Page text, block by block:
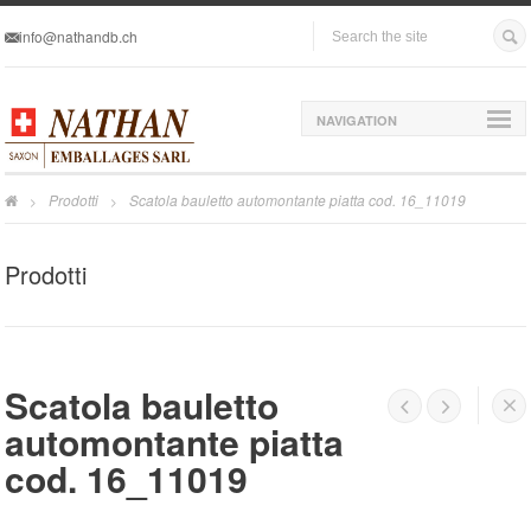
info@nathandb.ch
NAVIGATION
> Prodotti > Scatola bauletto automontante piatta cod. 16_11019
Prodotti
Scatola bauletto
automontante piatta
cod. 16_11019
  